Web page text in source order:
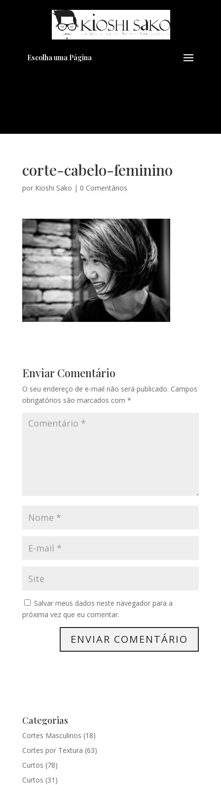
Escolha uma Página
corte-cabelo-feminino
por Kioshi Sako | 0 Comentários
Enviar Comentário
O seu endereço de e-mail não será publicado. Campos
obrigatórios são marcados com *
Salvar meus dados neste navegador para a
próxima vez que eu comentar.
Categorias
Cortes Masculinos (18)
Cortes por Textura (63)
Curtos (78)
Curtos (31)
Pensando em transformar seu
Visual??